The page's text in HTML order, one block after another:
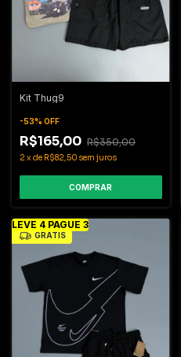
Kit Thug9
-53% OFF
R$165,00 R$350,00
2 xde R$82,50 sem juros
COMPRAR
LEVE 4 PAGUE 3
GRÁTIS